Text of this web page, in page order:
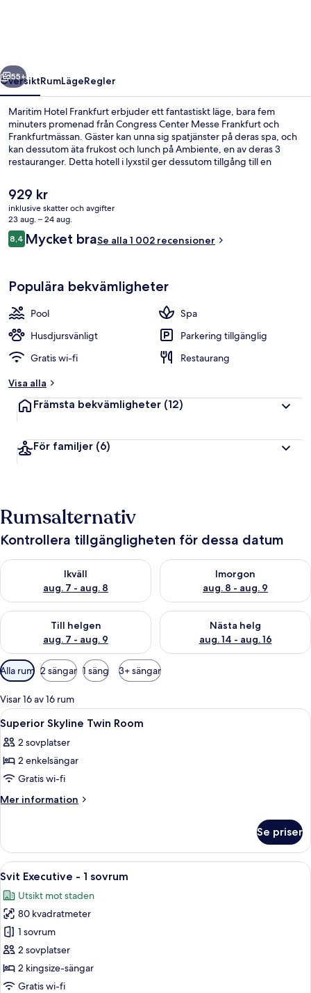
Nästa
55+
ÖversiktRumLägeRegler
Maritim Hotel Frankfurt erbjuder ett fantastiskt läge, bara fem
minuters promenad från Congress Center Messe Frankfurt och
Frankfurtmässan. Gäster kan unna sig spatjänster på deras spa, och
kan dessutom äta frukost och lunch på Ambiente, en av deras 3
restauranger. Detta hotell i lyxstil ger dessutom tillgång till en
tala mycket väl om den hjälpsamma personalen och frukosten.
Kollektivtrafik finns i närheten. Till Ludwig-Erhard-Anlage
spårvagnshållplats tar det 2 minuter att gå och till Festhalle-Messe
U-Bahnstation är det 4 minuter.
Det
nuvarande
priset
är
929 kr
929 kr
inklusive skatter och avgifter
23 aug. – 24 aug.
Recensioner
8,48,4 av 10,
Mycket braSe alla 1 002 recensioner
Populära bekvämligheter
Pool
Spa
Husdjursvänligt
Parkering tillgänglig
Gratis wi-fi
Restaurang
Visa alla
Främsta bekvämligheter (12)
För familjer (6)
Rumsalternativ
Kontrollera tillgängligheten för dessa datum
Ikväll
aug. 7 - aug. 8
Kontrollera tillgängligheten för ikväll aug. 7 - aug. 8
Imorgon
aug. 8 - aug. 9
Kontrollera tillgängligheten
Till helgen
aug. 7 - aug. 9
Kontrollera tillgängligheten för den här helgen aug. 7 - aug. 9
Nästa helg
aug. 14 - aug. 16
Kontrollera tillgängligheten
Tillgängliga
filter
för
rum
Alla rum 2 sängar 1 säng 3+ sängar
Visar 16 av 16 rum
Öppna
alla
foton
för
Superior
Skyline
Ett hotellrum med en säng, ett
4
Superior Skyline Twin Room
2 sovplatser
2 enkelsängar
Gratis wi-fi
Mer information
Mer
Skyline
Twin
Room
Se priser
Öppna
alla
foton
för
Svit
Executive
-
1
Ett modernt vardagsrum med en
5
Svit Executive - 1 sovrum
Utsikt mot staden
80 kvadratmeter
1 sovrum
2 sovplatser
2 kingsize-sängar
Gratis wi-fi